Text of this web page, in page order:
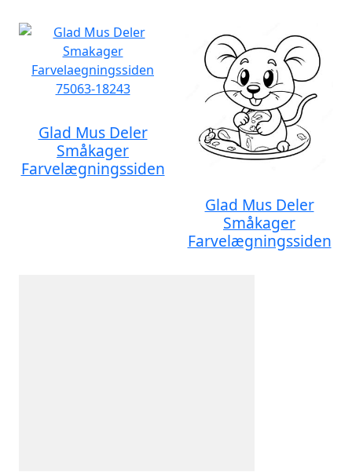
Glad Mus Deler
Småkager
Farvelægningssiden
Glad Mus Deler
Småkager
Farvelægningssiden